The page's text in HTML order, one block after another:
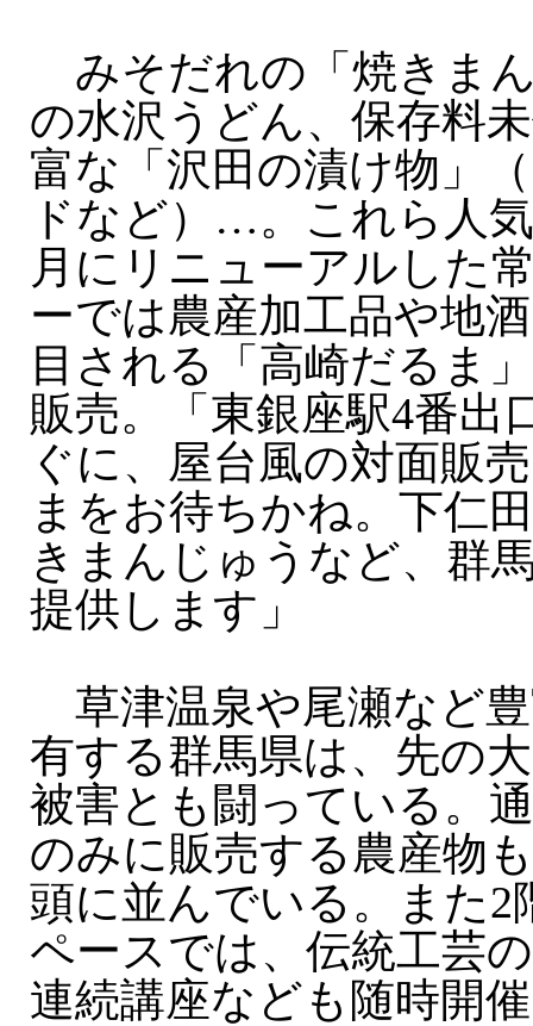
みそだれの「焼きま
の水沢うどん、保存料
富な「沢田の漬け物」
ドなど）…。これら人
月にリニューアルした
ーでは農産加工品や地
目される「高崎だるま
販売。「東銀座駅4番出
ぐに、屋台風の対面販
まをお待ちかね。下仁
きまんじゅうなど、群
提供します」
草津温泉や尾瀬など
有する群馬県は、先の
被害とも闘っている。
のみに販売する農産物
頭に並んでいる。また2
ペースでは、伝統工芸
連続講座なども随時開